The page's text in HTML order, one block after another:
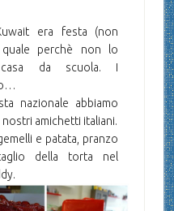
era festa (non
quale perchè non lo
da scuola. I
nazionale abbiamo
amichetti italiani.
e patata, pranzo
della torta nel